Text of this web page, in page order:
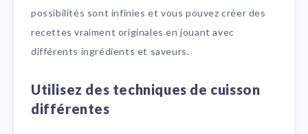
possibilités sont infinies et vous pouvez créer des
recettes vraiment originales en jouant avec
différents ingrédients et saveurs.
Utilisez des techniques de cuisson
différentes